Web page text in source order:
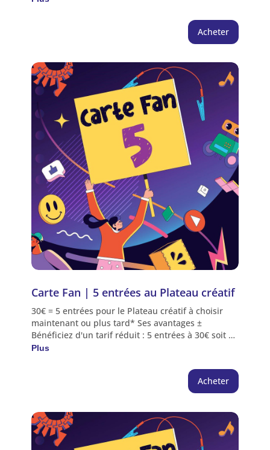
Strictement réservé aux enfants de + de 7 ans |
Accompagnement obligatoire d'un adulte muni
adulte peut accompagner un maximum de 3
enfants. Sans réservation en ligne les 1ers
dimanches du mois, billet gratuit à retirer au
guichet uniquement le jour même, dans la limite
des places disponibles. NB: en cas
d'empêchement possibilité de changer la date de
validité de votre billet via votre espace personnel,
avant la date de visite prévue. Info consigne :
l'établissement ne dispose pas de service de
consigne, et dans le cadre du plan Vigipirate,
aucune valise, trottinette ni gros sac ne sera
accepté à l'entrée de l'établissement. crédit photo :
Jean-Jacques ADER
Acheter
Carte Fan | 5 entrées au Plateau créatif
30€ = 5 entrées pour le Plateau créatif à choisir
maintenant ou plus tard* Ses avantages ±
Bénéficiez d'un tarif réduit : 5 entrées à 30€ soit 5€
de réduction Plusieurs visiteurs peuvent l'utiliser
l'espace personnel de l'acheteur | Choix des
séances directement depuis l'espace personnel,
encart "abonnement" ou au guichet du Quai des
hors Carte Fan (voir conditions). Les entrées
réservées dans le cadre d'une carte fan ne
peuvent être soumises à un échange.
Plus
Acheter